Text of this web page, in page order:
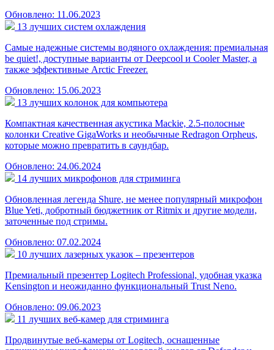
Обновлено: 11.06.2023
13 лучших систем охлаждения
Самые надежные системы водяного охлаждения: премиальная
be quiet!, доступные варианты от Deepcool и Cooler Master, а
также эффективные Arctic Freezer.
Обновлено: 15.06.2023
13 лучших колонок для компьютера
Компактная качественная акустика Mackie, 2.5-полосные
колонки Creative GigaWorks и необычные Redragon Orpheus,
которые можно превратить в саундбар.
Обновлено: 24.06.2024
14 лучших микрофонов для стриминга
Обновленная легенда Shure, не менее популярный микрофон
Blue Yeti, добротный бюджетник от Ritmix и другие модели,
заточенные под стримы.
Обновлено: 07.02.2024
10 лучших лазерных указок – презентеров
Премиальный презентер Logitech Professional, удобная указка
Kensington и неожиданно функциональный Trust Neno.
Обновлено: 09.06.2023
11 лучших веб-камер для стриминга
Продвинутые веб-камеры от Logitech, оснащенные